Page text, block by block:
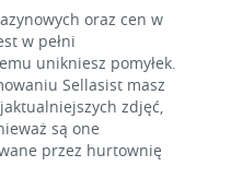
oraz cen w
w pełni
unikniesz pomyłek.
Sellasist masz
zdjęć,
są one
przez hurtownię